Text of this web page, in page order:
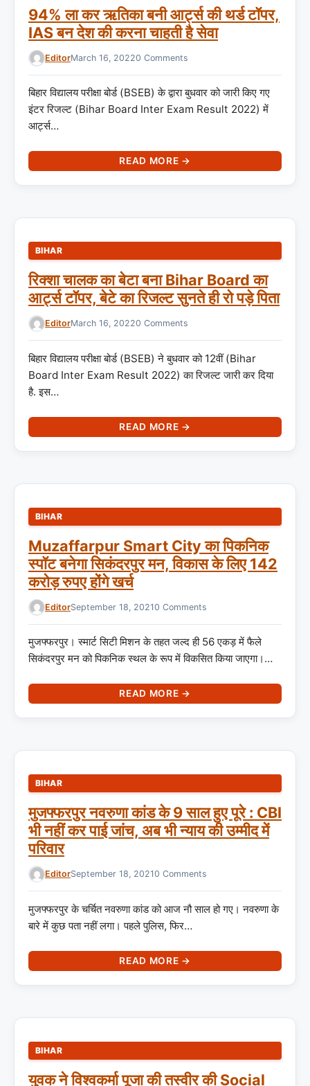
94% ला कर ऋतिका बनी आर्ट्स की थर्ड टॉपर,
IAS बन देश की करना चाहती है सेवा
EditorMarch 16, 20220 Comments
बिहार विद्यालय परीक्षा बोर्ड (BSEB) के द्वारा बुधवार को जारी किए गए
इंटर रिजल्ट (Bihar Board Inter Exam Result 2022) में
आर्ट्स…
READ MORE →
BIHAR
रिक्शा चालक का बेटा बना Bihar Board का
आर्ट्स टॉपर, बेटे का रिजल्ट सुनते ही रो पड़े पिता
EditorMarch 16, 20220 Comments
बिहार विद्यालय परीक्षा बोर्ड (BSEB) ने बुधवार को 12वीं (Bihar
Board Inter Exam Result 2022) का रिजल्ट जारी कर दिया
है. इस…
READ MORE →
BIHAR
Muzaffarpur Smart City का पिकनिक
स्पॉट बनेगा सिकंदरपुर मन, विकास के लिए 142
करोड़ रुपए होंगे खर्च
EditorSeptember 18, 20210 Comments
मुजफ्फरपुर। स्मार्ट सिटी मिशन के तहत जल्द ही 56 एकड़ में फैले
सिकंदरपुर मन को पिकनिक स्थल के रूप में विकसित किया जाएगा।…
READ MORE →
BIHAR
मुजफ्फरपुर नवरुणा कांड के 9 साल हुए पूरे : CBI
भी नहीं कर पाई जांच, अब भी न्याय की उम्मीद में
परिवार
EditorSeptember 18, 20210 Comments
मुजफ्फरपुर के चर्चित नवरुणा कांड को आज नौ साल हो गए। नवरुणा के
बारे में कुछ पता नहीं लगा। पहले पुलिस, फिर…
READ MORE →
BIHAR
युवक ने विश्वकर्मा पूजा की तस्वीर की Social